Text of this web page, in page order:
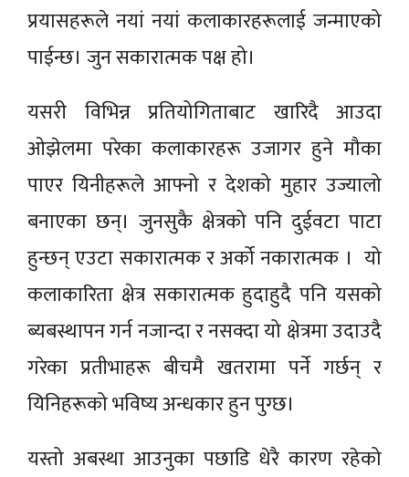
प्रयासहरूले नयां नयां कलाकारहरूलाई जन्माएको
पाईन्छ। जुन सकारात्मक पक्ष हो।
यसरी विभिन्न प्रतियोगिताबाट खारिदै आउदा
ओझेलमा परेका कलाकारहरू उजागर हुने मौका
पाएर यिनीहरूले आफ्नो र देशको मुहार उज्यालो
बनाएका छन्। जुनसुकै क्षेत्रको पनि दुईवटा पाटा
हुन्छन् एउटा सकारात्मक र अर्को नकारात्मक । यो
कलाकारिता क्षेत्र सकारात्मक हुदाहुदै पनि यसको
ब्यबस्थापन गर्न नजान्दा र नसक्दा यो क्षेत्रमा उदाउदै
गरेका प्रतीभाहरू बीचमै खतरामा पर्ने गर्छन् र
यिनिहरूको भविष्य अन्धकार हुन पुग्छ।
यस्तो अबस्था आउनुका पछाडि धेरै कारण रहेको